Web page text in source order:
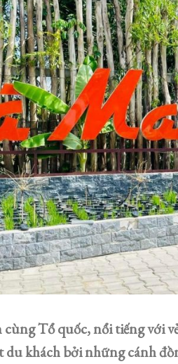
Tổ quốc, nổi tiếng với
khách bởi những cánh